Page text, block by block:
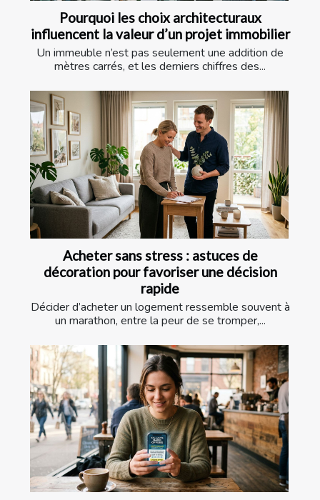
Pourquoi les choix architecturaux
influencent la valeur d’un projet immobilier
Un immeuble n’est pas seulement une addition de
mètres carrés, et les derniers chiffres des...
Acheter sans stress : astuces de
décoration pour favoriser une décision
rapide
Décider d’acheter un logement ressemble souvent à
un marathon, entre la peur de se tromper,...